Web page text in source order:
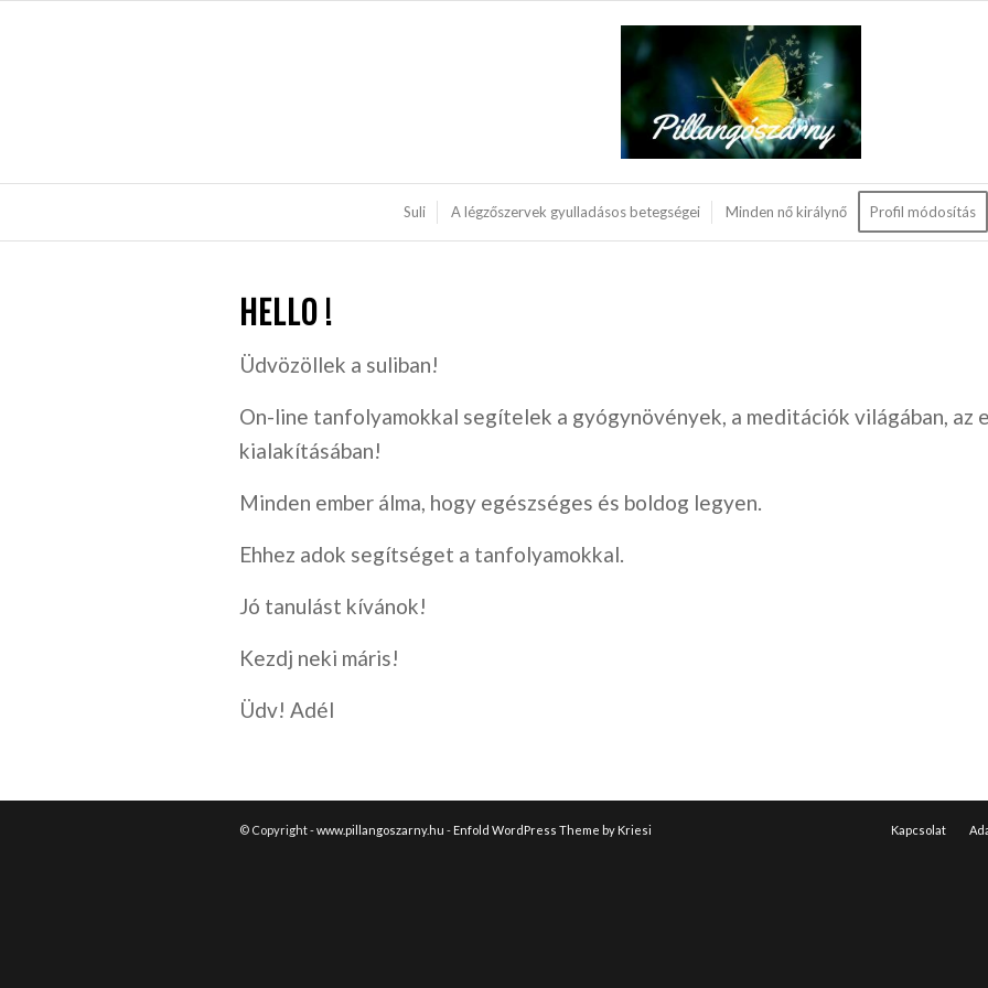
Suli A légzőszervek gyulladásos betegségei Minden nő királynő Profil módosítás
HELLO !
Üdvözöllek a suliban!
On-line tanfolyamokkal segítelek a gyógynövények, a meditációk világában, az
kialakításában!
Minden ember álma, hogy egészséges és boldog legyen.
Ehhez adok segítséget a tanfolyamokkal.
Jó tanulást kívánok!
Kezdj neki máris!
Üdv! Adél
© Copyright -www.pillangoszarny.hu - Enfold WordPress Theme by Kriesi Kapcsolat